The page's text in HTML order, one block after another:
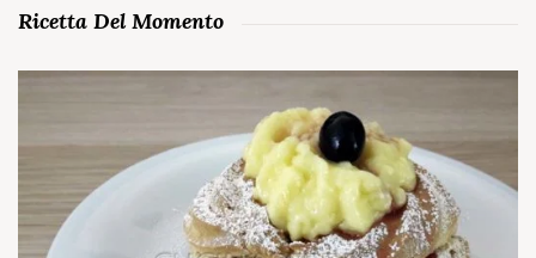
Ricetta Del Momento